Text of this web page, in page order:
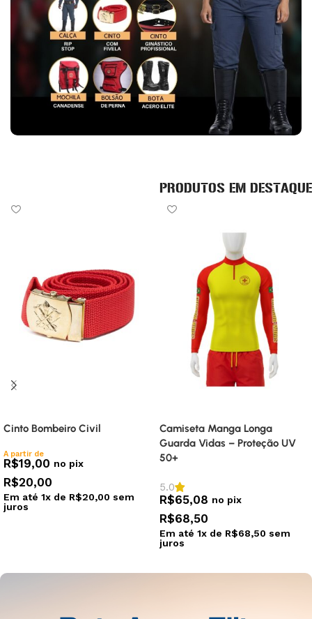
PRODUTOS EM DESTAQUE
Colete Tático Militar – Preto
R$198,55
R$ 209,00
Em até4x de
juros
Farda Bombeiro Civil – RipStop
– Manga Curta
R$322,00
Em até6x de R$53,67
juros
Selecionar opções